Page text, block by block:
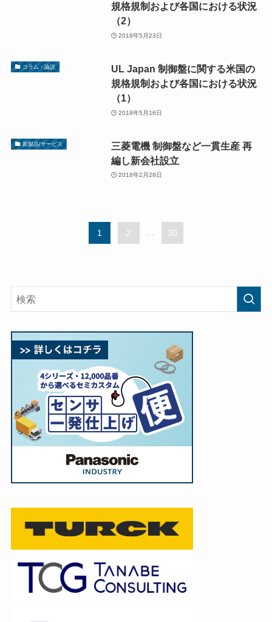
規格規制および各国における状況
（2）
2018年5月23日
コラム・論説
UL Japan 制御盤に関する米国の
規格規制および各国における状況
（1）
2018年5月16日
新製品/サービス
三菱電機 制御盤など一貫生産 再
編し新会社設立
2018年2月28日
1 2 30